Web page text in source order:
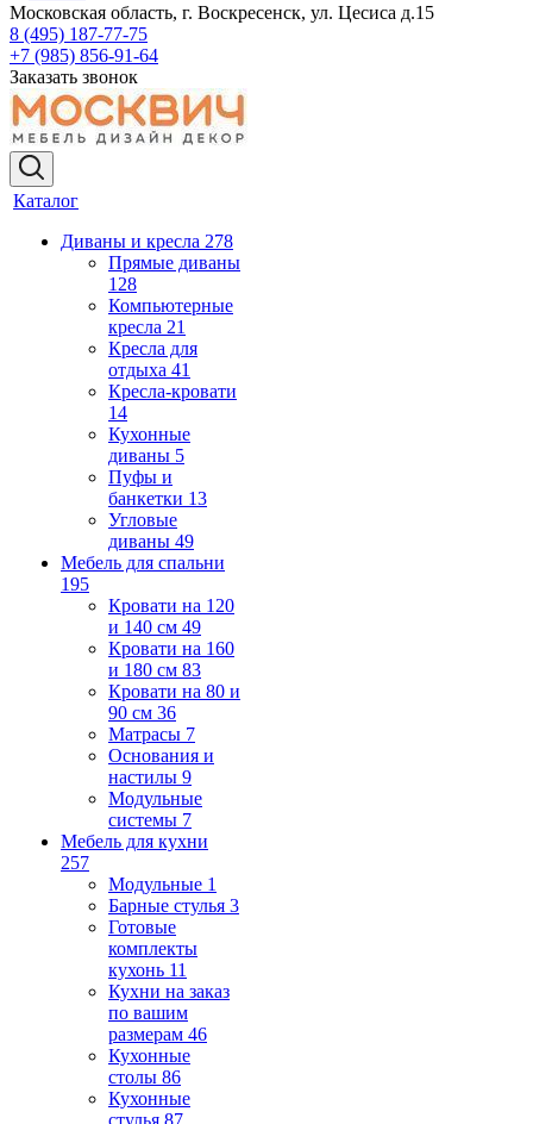
Московская область, г. Воскресенск, ул. Цесиса д.15
8 (495) 187-77-75
+7 (985) 856-91-64
Заказать звонок
Каталог
Диваны и кресла 278
Прямые диваны
128
Компьютерные
кресла 21
Кресла для
отдыха 41
Кресла-кровати
14
Кухонные
диваны 5
Пуфы и
банкетки 13
Угловые
диваны 49
Мебель для спальни
195
Кровати на 120
и 140 см 49
Кровати на 160
и 180 см 83
Кровати на 80 и
90 см 36
Матрасы 7
Основания и
настилы 9
Модульные
системы 7
Мебель для кухни
257
Модульные 1
Барные стулья 3
Готовые
комплекты
кухонь 11
Кухни на заказ
по вашим
размерам 46
Кухонные
столы 86
Кухонные
стулья 87